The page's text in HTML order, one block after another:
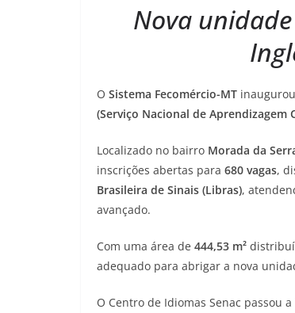
Nova
O Sistema Fecomércio-MT
(Serviço Nacional de Aprendizagem
Localizado no bairro Morada da
inscrições abertas para 680 vagas,
Brasileira de Sinais (Libras),
avançado.
Com uma área de 444,53 m²
adequado para abrigar a nova
O Centro de Idiomas Senac passou